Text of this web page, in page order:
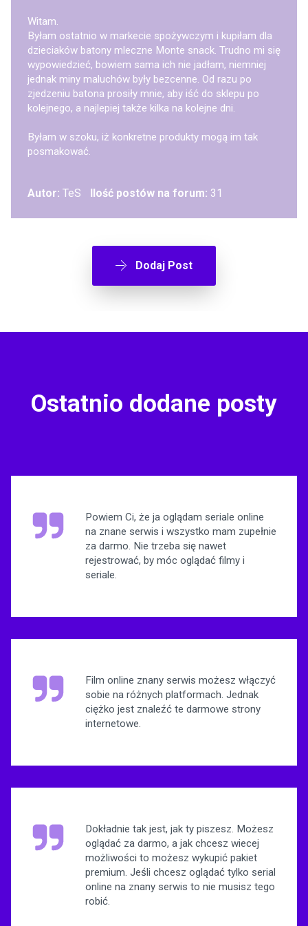
Witam.
Byłam ostatnio w markecie spożywczym i kupiłam dla
dzieciaków batony mleczne Monte snack. Trudno mi się
wypowiedzieć, bowiem sama ich nie jadłam, niemniej
jednak miny maluchów były bezcenne. Od razu po
zjedzeniu batona prosiły mnie, aby iść do sklepu po
kolejnego, a najlepiej także kilka na kolejne dni.
Byłam w szoku, iż konkretne produkty mogą im tak
posmakować.
Autor: TeS Ilość postów na forum: 31
Dodaj Post
Ostatnio dodane posty
Powiem Ci, że ja oglądam seriale online
na znane serwis i wszystko mam zupełnie
za darmo. Nie trzeba się nawet
rejestrować, by móc oglądać filmy i
seriale.
Film online znany serwis możesz włączyć
sobie na różnych platformach. Jednak
ciężko jest znaleźć te darmowe strony
internetowe.
Dokładnie tak jest, jak ty piszesz. Możesz
oglądać za darmo, a jak chcesz wiecej
możliwości to możesz wykupić pakiet
premium. Jeśli chcesz oglądać tylko serial
online na znany serwis to nie musisz tego
robić.